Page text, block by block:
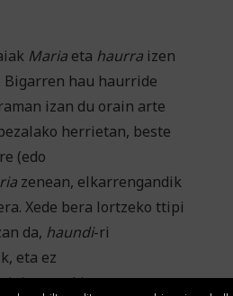
Mariaeta haurraizen
hau haurride
izan du orain arte
herrietan, beste
(edo
zenean, elkarrengandik
Xede bera lortzeko ttipi
da, haundi-ri
eta ez
izenarekin.